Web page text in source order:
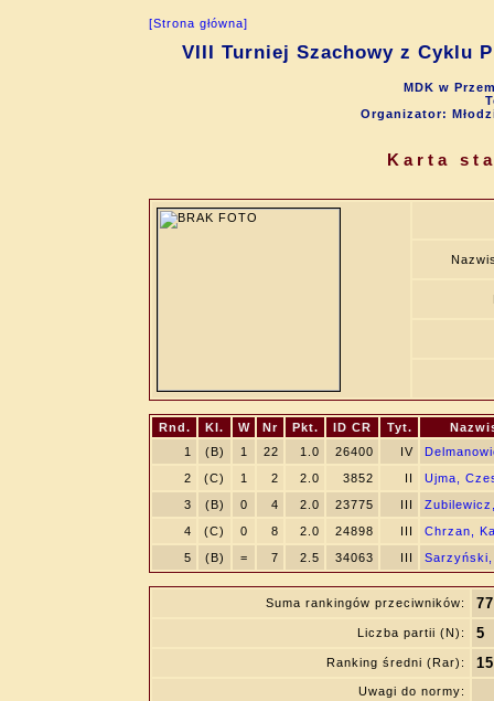
[Strona główna]
VIII Turniej Szachowy z Cyklu
MDK w
Organizator:
Karta
Rnd. Kl. W Nr Pkt. ID CR Tyt.
1
(B) 1 22 1.0 26400 IV
2
(C) 1 2 2.0 3852 II
Ujma,
3
(B) 0 4 2.0 23775 III
4
(C) 0 8 2.0 24898 III
Chrzan,
5
(B) = 7 2.5 34063 III Sarzyński,
Suma rankingów przeciwników:
Liczba partii (N): 5
Ranking średni (Rar):
Uwagi do normy: